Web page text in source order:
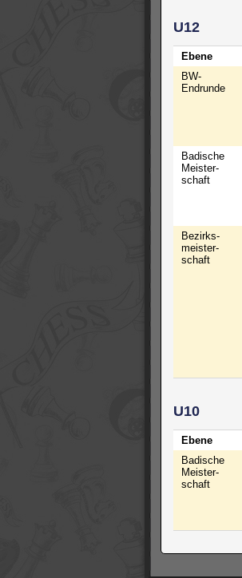
U12
Ebene
BW-
Endrunde
Badische
Meister-
schaft
Bezirks-
meister-
schaft
U10
Ebene
Badische
Meister-
schaft